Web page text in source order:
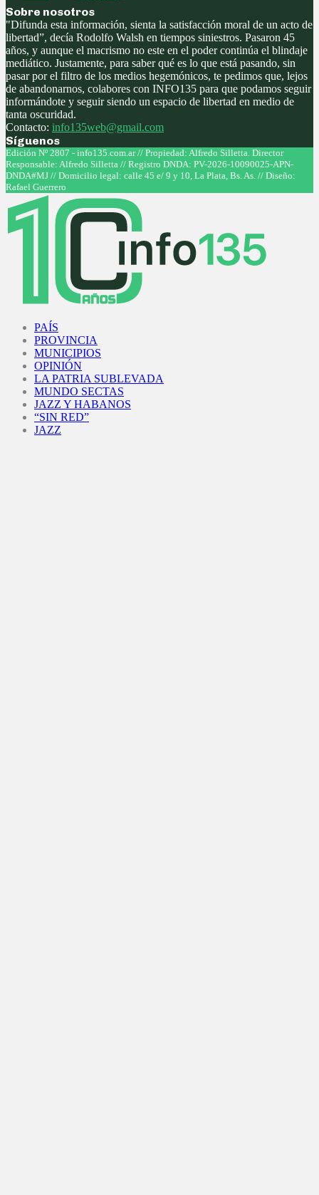
Sobre nosotros
"Difunda esta información, sienta la satisfacción moral de un acto de
libertad”, decía Rodolfo Walsh en tiempos siniestros. Pasaron 45
años, y aunque el macrismo no este en el poder continúa el blindaje
mediático. Justamente, para saber qué es lo que está pasando, sin
pasar por el filtro de los medios hegemónicos, te pedimos que, lejos
de abandonarnos, colabores con INFO135 para que podamos seguir
informándote y seguir siendo un espacio de libertad en medio de
tanta oscuridad.
Contacto: info135web@gmail.com
Síguenos
Facebook
Twitter
Instagram
Youtube
Edición Nº 2807 - info135.com.ar // Propiedad: Alfredo Silletta. Director
Responsable: Alfredo Silletta // Registro DNDA: PV-2026-10090025-APN-
DNDA#MJ // Domicilio legal: calle 45 e/ 9 y 10, La Plata, Bs. As. // Diseño:
Rafael Guerrero
PAÍS
PROVINCIA
MUNICIPIOS
OPINIÓN
LA PATRIA SUBLEVADA
MUNDO SECTAS
JAZZ Y HABANOS
“SIN RED”
JAZZ